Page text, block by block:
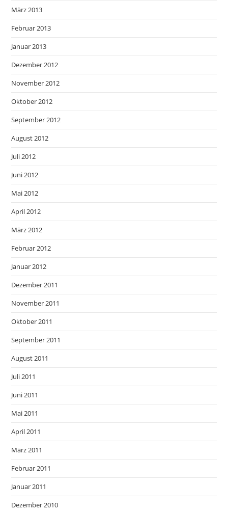
März 2013
Februar 2013
Januar 2013
Dezember 2012
November 2012
Oktober 2012
September 2012
August 2012
Juli 2012
Juni 2012
Mai 2012
April 2012
März 2012
Februar 2012
Januar 2012
Dezember 2011
November 2011
Oktober 2011
September 2011
August 2011
Juli 2011
Juni 2011
Mai 2011
April 2011
März 2011
Februar 2011
Januar 2011
Dezember 2010